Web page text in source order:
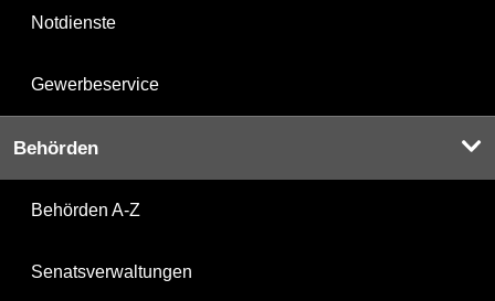
Notdienste
Gewerbeservice
Behörden
Behörden A-Z
Senatsverwaltungen